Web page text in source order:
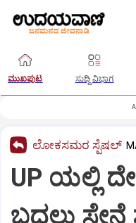
ಮುಖಪುಟ ಸುದ್ದಿ ವಿಭಾಗ
ಲೋಕಸಮರ ಸ್ಪೆಷಲ್‌
UP ಯಲ್ಲಿ
ಬದಲು ಸೇನೆ